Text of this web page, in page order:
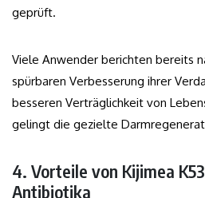
geprüft.
Viele Anwender berichten bereits
spürbaren Verbesserung ihrer
besseren Verträglichkeit von
gelingt die gezielte
4. Vorteile von Kijimea
Antibiotika